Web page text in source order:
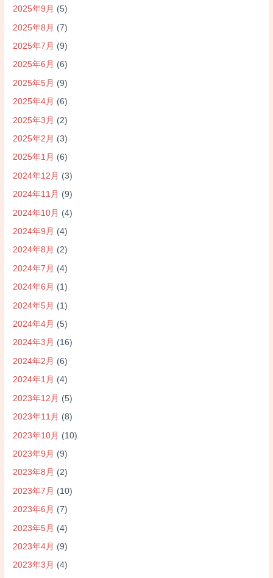
2025年9月 (5)
2025年8月 (7)
2025年7月 (9)
2025年6月 (6)
2025年5月 (9)
2025年4月 (6)
2025年3月 (2)
2025年2月 (3)
2025年1月 (6)
2024年12月 (3)
2024年11月 (9)
2024年10月 (4)
2024年9月 (4)
2024年8月 (2)
2024年7月 (4)
2024年6月 (1)
2024年5月 (1)
2024年4月 (5)
2024年3月 (16)
2024年2月 (6)
2024年1月 (4)
2023年12月 (5)
2023年11月 (8)
2023年10月 (10)
2023年9月 (9)
2023年8月 (2)
2023年7月 (10)
2023年6月 (7)
2023年5月 (4)
2023年4月 (9)
2023年3月 (4)